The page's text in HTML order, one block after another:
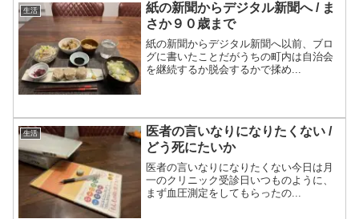
生活
紙の新聞からデジタル新聞へ / ま
さか９０歳まで
紙の新聞からデジタル新聞へ以前、ブロ
グに書いたことだがうちの町内は自治会
を継続するか脱会するかで揉め...
生活
医者の言いなりになりたくない /
どう死にたいか
医者の言いなりになりたくない今日は月
一のクリニック受診日いつものように、
まず血圧測定をしてもらったの...